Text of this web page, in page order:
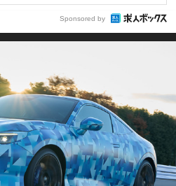
Sponsored by